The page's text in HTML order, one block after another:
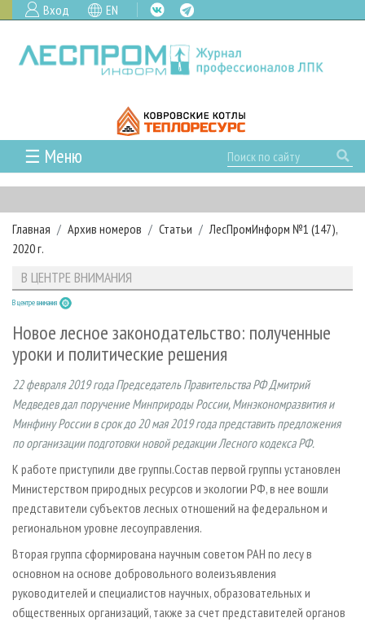
Вход EN
☰ Меню
ГЛАВНАЯ
РУБРИКИ И ТЕМЫ
РУБРИКИ ЖУРНАЛА
ЛЕСОЗАГОТОВКА
ДЕРЕВООБРАБОТКА
СУШКА ДРЕВЕСИНЫ
ПРОИЗВОДСТВО ДРЕВЕСНЫХ ПЛИТ
ДЕРЕВЯННОЕ ДОМОСТРОЕНИЕ
БИОЭНЕРГЕТИКА
ЦБП
ИНСТРУМЕНТ И МАТЕРИАЛЫ
НОВОСТИ
НОВОСТИ ЛПК
НОВОСТИ КОМПАНИЙ
ПРОЕКТЫ ЛПИ
АНАЛИТИКА
ЛЕСНЫЕ РЕГИОНЫ РОССИИ
ПЕРСОНЫ
МОБИЛЬНЫЕ ВЫСТАВКИ
ОФИЦИАЛЬНЫЕ ДЕЛЕГАЦИИ
RUSSIAN FORESTRY REVIEW
ГАЗЕТА ЛЕСПРОМФОРУМ
БИБЛИОТЕКА СПЕЦИАЛИСТА
АРХИВ
СТАТЬИ
О ЖУРНАЛЕ
ПОДПИСКА
КОНТАКТЫ
РЕКЛАМОДАТЕЛЯМ
РЕКЛАМА
РЕКЛАМА НА САЙТЕ
Главная Архив номеров Статьи
ЛесПромИнформ №1 (147),
2020 г.
В ЦЕНТРЕ ВНИМАНИЯ
В центре внимания
Новое лесное законодательство: полученные
уроки и политические решения
22 февраля 2019 года Председатель Правительства РФ Дмитрий
Медведев дал поручение Минприроды России, Минэкономразвития и
Минфину России в срок до 20 мая 2019 года представить предложения
по организации подготовки новой редакции Лесного кодекса РФ.
К работе приступили две группы.Состав первой группы установлен
Министерством природных ресурсов и экологии РФ, в нее вошли
представители субъектов лесных отношений на федеральном и
региональном уровне лесоуправления.
Вторая группа сформирована научным советом РАН по лесу в
основном на основе добровольного волеизъявления
руководителей и специалистов научных, образовательных и
общественных организаций, также за счет представителей органов